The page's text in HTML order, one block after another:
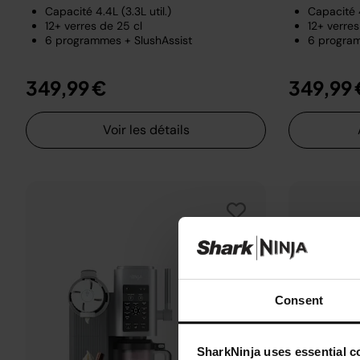
Consent
SharkNinja uses essential
Capacité 4.4L (3.3L util.)
12+ verres de 25 cl
6 programmes + SlushAssist
349,99 €
Voir les détails
Capacité
12+
6
349,99